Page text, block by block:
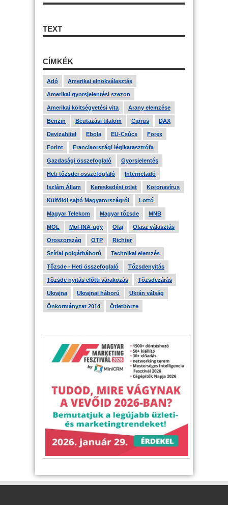
TEXT
CÍMKÉK
Adó Amerikai elnökválasztás
Amerikai gyorsjelentési szezon
Amerikai költségvetési vita Arany elemzése
Benzin Beutazási tilalom Ciprus DAX
Devizahitel Ebola EU-Csúcs Forex
Forint Franciaországi légikatasztrófa
Gazdasági összefoglaló Gyorsjelentés
Heti tőzsdei összefoglaló Internetadó
Iszlám Állam Kereskedési ötlet Koronavírus
Külföldi sajtó Magyarországról Lottó
Magyar Telekom Magyar tőzsde MNB
MOL Mol-INA-ügy Olaj Olasz választás
Oroszország OTP Richter
Szíriai polgárháború Technikai elemzés
Tőzsde - Heti összefoglaló Tőzsdenyitás
Tőzsde nyitás előtti várakozás Tőzsdezárás
Ukrajna Ukrajnai háború Ukrán válság
Önkormányzat 2014 Ötletbörze